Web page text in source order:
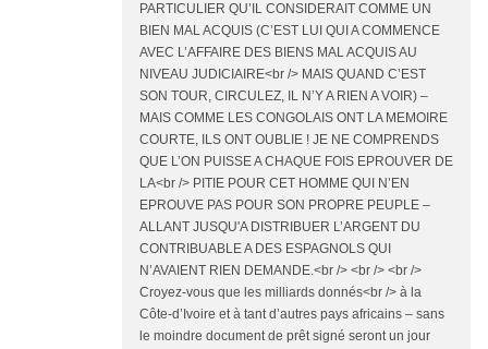
PARTICULIER QU’IL CONSIDERAIT COMME UN
BIEN MAL ACQUIS (C’EST LUI QUI A COMMENCE
AVEC L’AFFAIRE DES BIENS MAL ACQUIS AU
NIVEAU JUDICIAIRE<br /> MAIS QUAND C’EST
SON TOUR, CIRCULEZ, IL N’Y A RIEN A VOIR) –
MAIS COMME LES CONGOLAIS ONT LA MEMOIRE
COURTE, ILS ONT OUBLIE ! JE NE COMPRENDS
QUE L’ON PUISSE A CHAQUE FOIS EPROUVER DE
LA<br /> PITIE POUR CET HOMME QUI N’EN
EPROUVE PAS POUR SON PROPRE PEUPLE –
ALLANT JUSQU'A DISTRIBUER L’ARGENT DU
CONTRIBUABLE A DES ESPAGNOLS QUI
N’AVAIENT RIEN DEMANDE.<br /> <br /> <br />
Croyez-vous que les milliards donnés<br /> à la
Côte-d’Ivoire et à tant d’autres pays africains – sans
le moindre document de prêt signé seront un jour